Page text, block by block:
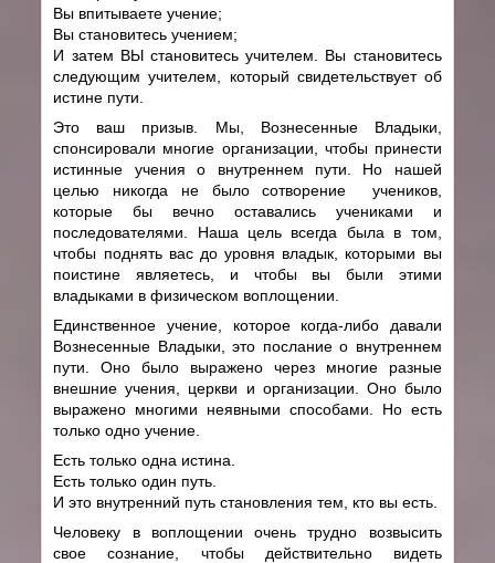
Вы впитываете учение;
Вы становитесь учением;
И затем ВЫ становитесь учителем. Вы становитесь
следующим учителем, который свидетельствует об
истине пути.
Это ваш призыв. Мы, Вознесенные Владыки,
спонсировали многие организации, чтобы принести
истинные учения о внутреннем пути. Но нашей
целью никогда не было сотворение учеников,
которые бы вечно оставались учениками и
последователями. Наша цель всегда была в том,
чтобы поднять вас до уровня владык, которыми вы
поистине являетесь, и чтобы вы были этими
владыками в физическом воплощении.
Единственное учение, которое когда-либо давали
Вознесенные Владыки, это послание о внутреннем
пути. Оно было выражено через многие разные
внешние учения, церкви и организации. Оно было
выражено многими неявными способами. Но есть
только одно учение.
Есть только одна истина.
Есть только один путь.
И это внутренний путь становления тем, кто вы есть.
Человеку в воплощении очень трудно возвысить
свое сознание, чтобы действительно видеть